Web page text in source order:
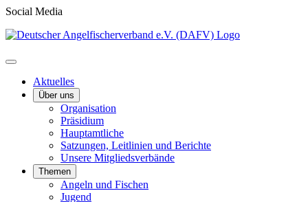
Social Media
Aktuelles
Über uns
Organisation
Präsidium
Hauptamtliche
Satzungen, Leitlinien und Berichte
Unsere Mitgliedsverbände
Themen
Angeln und Fischen
Jugend